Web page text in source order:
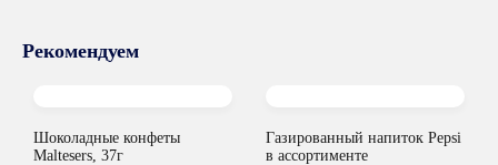
Рекомендуем
Шоколадные конфеты
Maltesers, 37г
Газированный напиток Pepsi
в ассортименте